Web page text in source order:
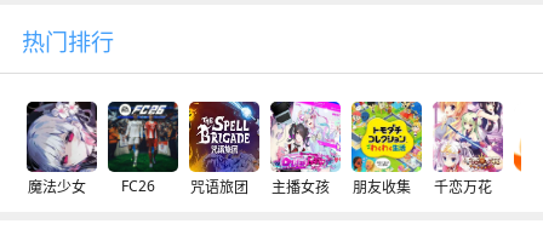
热门排行
魔法少女 FC26 咒语旅团 主播女孩 朋友收集 千恋万花